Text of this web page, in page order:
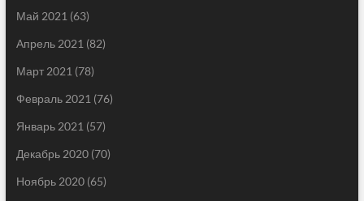
Май 2021 (63)
Апрель 2021 (82)
Март 2021 (78)
Февраль 2021 (76)
Январь 2021 (57)
Декабрь 2020(70)
Ноябрь 2020(65)